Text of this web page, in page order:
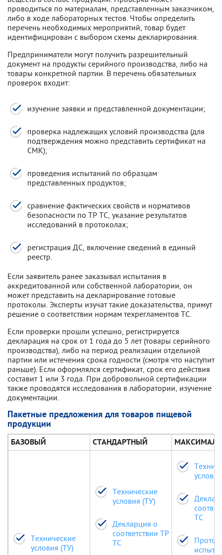
проводиться по материалам, представленным заказчиком,
либо в ходе лабораторных тестов. Чтобы определить
перечень необходимых мероприятий, товар будет
идентифицирован с выбором схемы декларирования.
Предприниматели могут получить разрешительный
документ на продукты серийного производства, либо на
товары конкретной партии. В перечень обязательных
проверок входит:
изучение заявки и представленной документации;
проверка надлежащих условий производства (для
подтверждения можно представить сертификат на
СМК);
проведения испытаний по образцам
представленных продуктов;
сравнение фактических свойств и нормативов
безопасности по ТР ТС, указание результатов
исследований в протоколах;
регистрация ДС, включение сведений в единый
реестр.
Если заявитель ранее заказывал испытания в
аккредитованной или собственной лаборатории, он
может представить на декларирование готовые
протоколы. Эксперты изучат такие доказательства, примут
решение о соответствии нормам техрегламентов ТС.
Если проверки прошли успешно, регистрируется
декларация на срок от 1 года до 5 лет (товары серийного
производства), либо на период реализации отдельной
партии или истечения срока годности (смотря что наступит
раньше). Если оформлялся сертификат, срок его действия
составит 1 или 3 года. При добровольной сертификации
также проводятся исследования в лаборатории, изучение
документации.
Пакетные предложения для товаров пищевой
продукции
БАЗОВЫЙ СТАНДАРТНЫЙ
Технические
условия (ТУ)
Технические
условия (ТУ)
Декларция о
соответствии ТР
ТС
ТС